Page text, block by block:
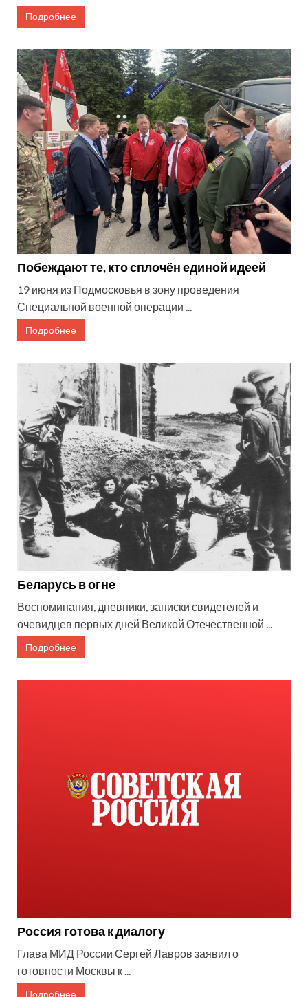
Подробнее
Побеждают те, кто сплочён единой идеей
19 июня из Подмосковья в зону проведения
Специальной военной операции ...
Подробнее
Беларусь в огне
Воспоминания, дневники, записки свидетелей и
очевидцев первых дней Великой Отечественной ...
Подробнее
Россия готова к диалогу
Глава МИД России Сергей Лавров заявил о
готовности Москвы к ...
Подробнее